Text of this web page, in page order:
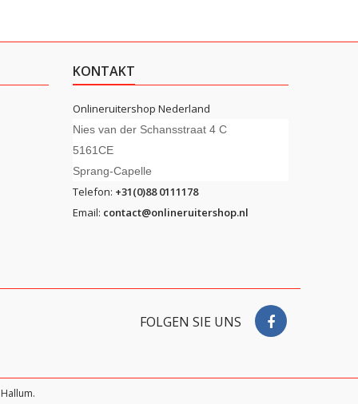
KONTAKT
Onlineruitershop Nederland
Nies van der Schansstraat 4 C
5161CE
Sprang-Capelle
Telefon: +31(0)88 0111178
Email: contact@onlineruitershop.nl
FOLGEN SIE UNS